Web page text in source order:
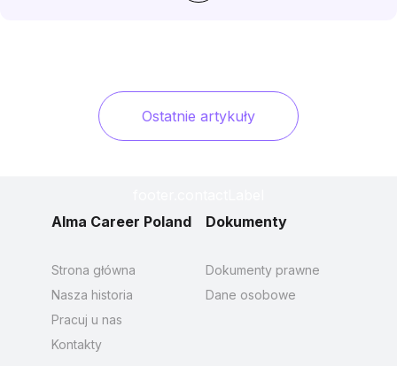
Ostatnie artykuły
Alma Career Poland
Strona główna
Nasza historia
Pracuj u nas
Kontakty
Dokumenty
Dokumenty prawne
Dane osobowe